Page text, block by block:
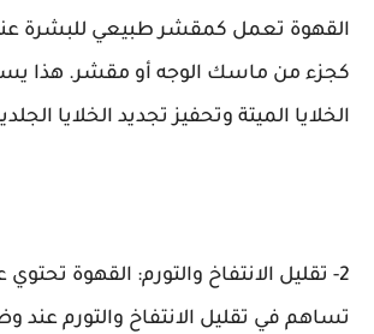
القهوة تعمل كمقشر طبيعي للبشرة
كجزء من ماسك الوجه أو مقشر. هذا
الخلايا الميتة وتحفيز تجديد الخلايا
2- تقليل الانتفاخ والتورم: القهوة
تساهم في تقليل الانتفاخ والتورم عند